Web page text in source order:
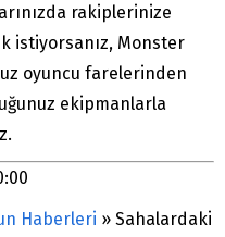
rakiplerinize
istiyorsanız, Monster
oyuncu farelerinden
ekipmanlarla
Haberleri » Sahalardaki